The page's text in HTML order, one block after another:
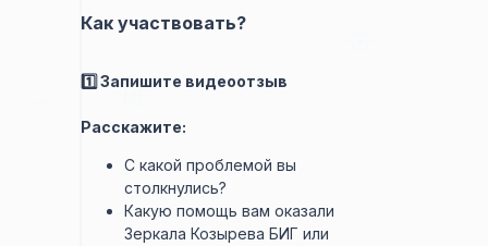
Как участвовать?
1️⃣ Запишите видеоотзыв
Расскажите:
С какой проблемой вы
столкнулись?
Какую помощь вам оказали
Зеркала Козырева БИГ или